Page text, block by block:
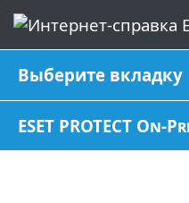
Выберите вкладку
ESET PROTECT On-